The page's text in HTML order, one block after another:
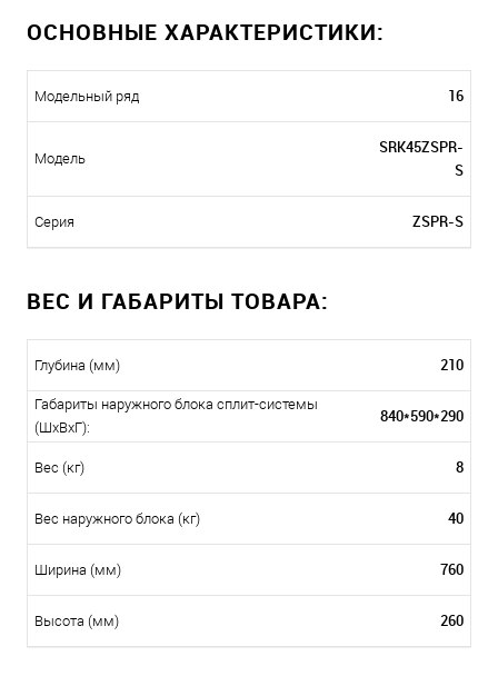
ОСНОВНЫЕ ХАРАКТЕРИСТИКИ:
Модельный ряд 16
Модель
SRK45ZSPR-
S
Серия ZSPR-S
ВЕС И ГАБАРИТЫ ТОВАРА:
Глубина (мм) 210
Габариты наружного блока сплит-системы
(ШxВxГ):
840*590*290
Вес (кг) 8
Вес наружного блока (кг) 40
Ширина (мм) 760
Высота (мм) 260